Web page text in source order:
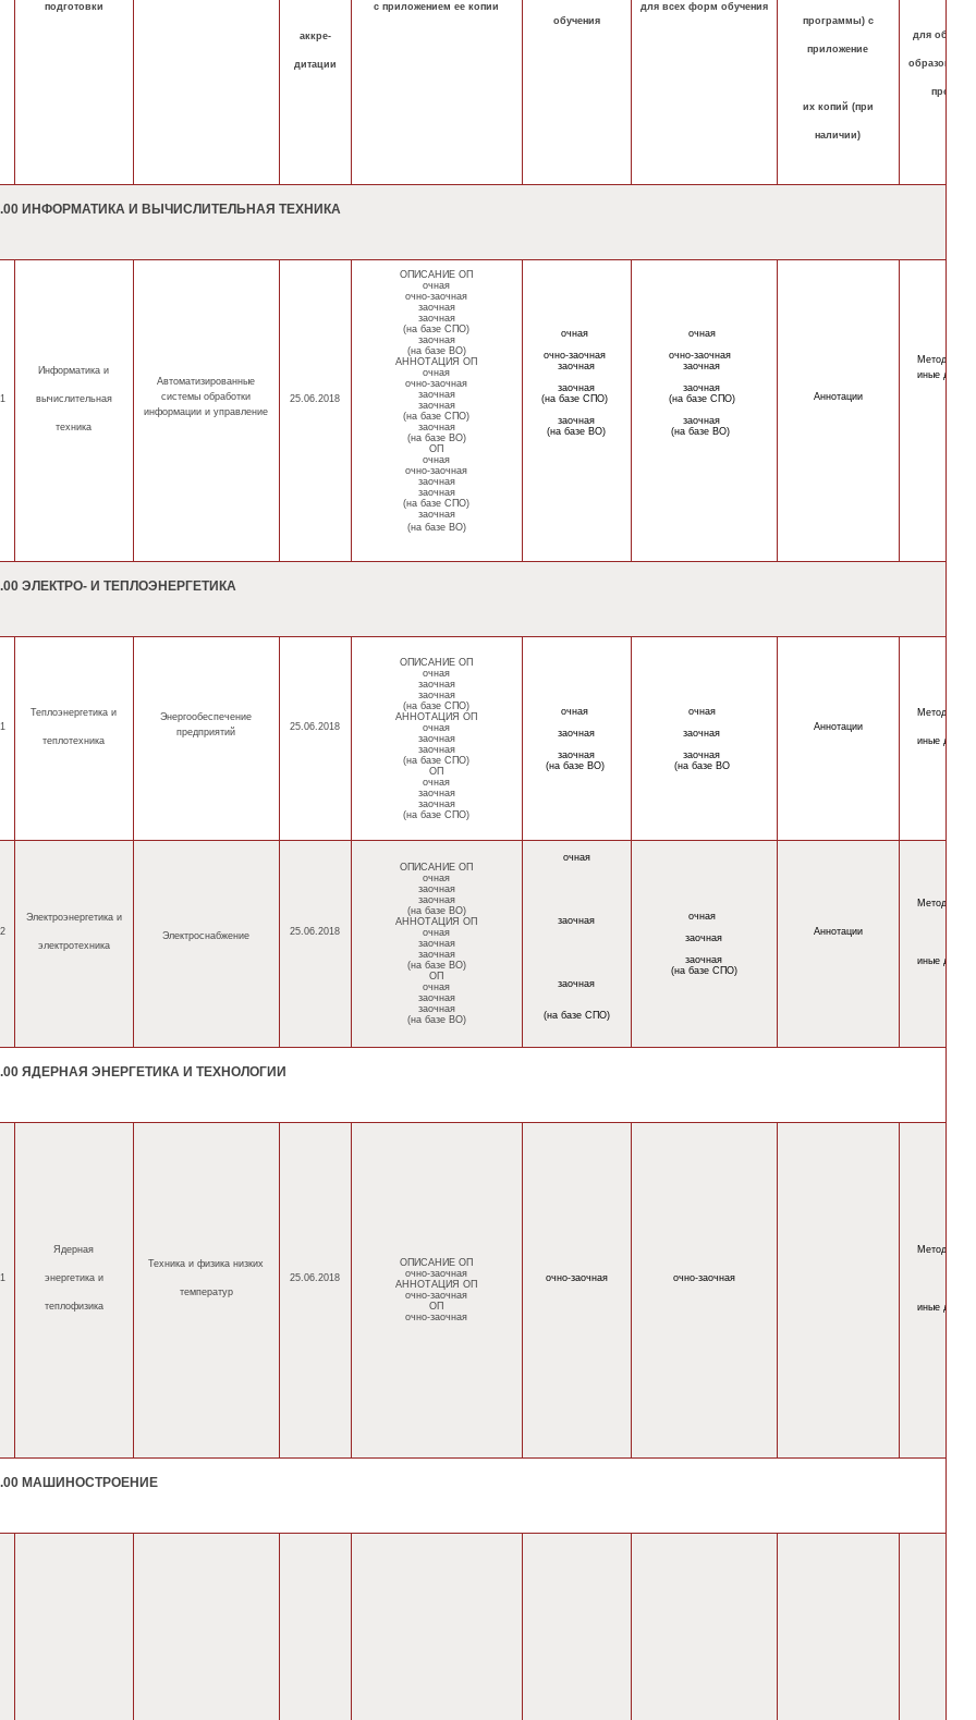
подготовки
аккре-
дитации
с приложением ее копии
обучения
для всех форм обучения
программы) с
приложение
их копий (при
наличии)
для
ИНФОРМАТИКА И ВЫЧИСЛИТЕЛЬНАЯ ТЕХНИКА
Информатика и
вычислительная
техника
Автоматизированные
системы обработки
информации и управление
25.06.2018
ОПИСАНИЕ ОП
очная
очно-заочная
заочная
заочная
(на базе СПО)
заочная
(на базе ВО)
АННОТАЦИЯ ОП
очная
очно-заочная
заочная
заочная
(на базе СПО)
заочная
(на базе ВО)
ОП
очная
очно-заочная
заочная
заочная
(на базе СПО)
заочная
(на базе ВО)
очная
очно-заочная
заочная
заочная
(на базе СПО)
заочная
(на базе ВО)
очная
очно-заочная
заочная
заочная
(на базе СПО)
заочная
(на базе ВО)
Аннотации
иные
ЭЛЕКТРО- И ТЕПЛОЭНЕРГЕТИКА
Теплоэнергетика и
теплотехника
Энергообеспечение
предприятий
25.06.2018
ОПИСАНИЕ ОП
очная
заочная
заочная
(на базе СПО)
АННОТАЦИЯ ОП
очная
заочная
заочная
(на базе СПО)
ОП
очная
заочная
заочная
(на базе СПО)
очная
заочная
заочная
(на базе ВО)
очная
заочная
заочная
(на базе ВО
Аннотации
иные
Электроэнергетика и
электротехника
Электроснабжение 25.06.2018
ОПИСАНИЕ ОП
очная
заочная
заочная
(на базе ВО)
АННОТАЦИЯ ОП
очная
заочная
заочная
(на базе ВО)
ОП
очная
заочная
заочная
(на базе ВО)
очная
заочная
заочная
(на базе СПО)
очная
заочная
заочная
(на базе СПО)
Аннотации
иные
ЯДЕРНАЯ ЭНЕРГЕТИКА И ТЕХНОЛОГИИ
Ядерная
энергетика и
теплофизика
Техника и физика низких
температур
25.06.2018
ОПИСАНИЕ ОП
очно-заочная
АННОТАЦИЯ ОП
очно-заочная
ОП
очно-заочная
очно-заочная очно-заочная
иные
МАШИНОСТРОЕНИЕ